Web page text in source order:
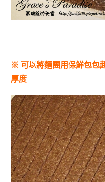
※ 可以將麵團用保鮮包包
厚度